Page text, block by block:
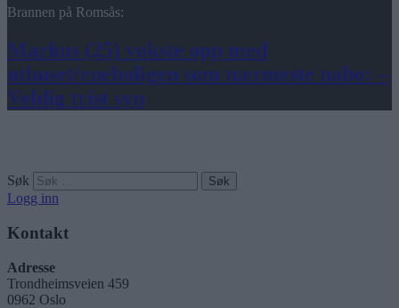
Brannen på Romsås:
Markus (25) vokste opp med
uthuset/eneboligen som nærmeste nabo: –
Veldig trist syn
Søk
Logg inn
Kontakt
Adresse
Trondheimsveien 459
0962 Oslo